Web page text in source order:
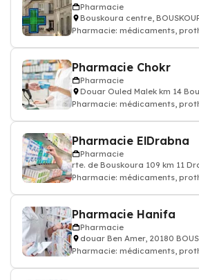
Pharmacie
Bouskoura centre,
Pharmacie: médicaments,
Pharmacie Chokr
Pharmacie
Douar Ouled Malek km 14
Pharmacie: médicaments,
Pharmacie ElDrabna
Pharmacie
rte. de Bouskoura 109 km 11
Pharmacie: médicaments,
Pharmacie Hanifa
Pharmacie
douar Ben Amer, 20180
Pharmacie: médicaments,